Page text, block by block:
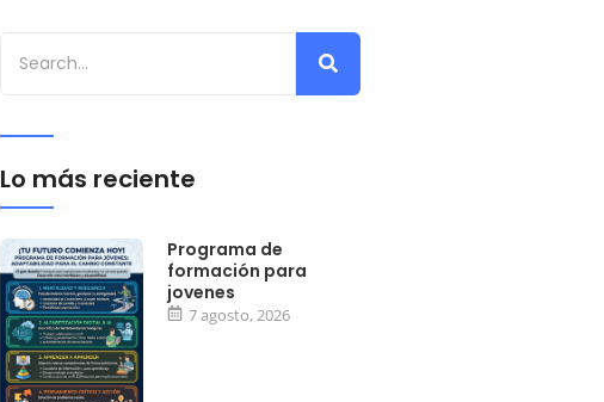
Lo más reciente
Programa de
formación para
jovenes
7 agosto, 2026